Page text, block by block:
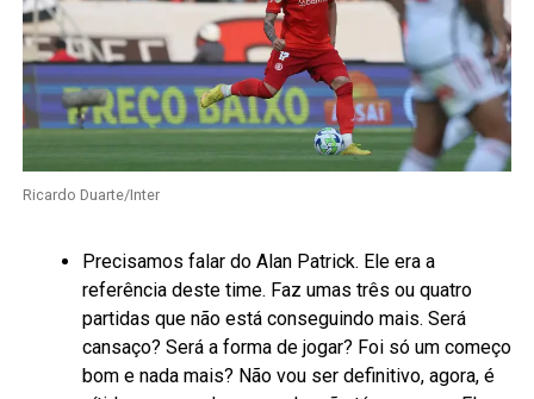
Ricardo Duarte/Inter
Precisamos falar do Alan Patrick. Ele era a
referência deste time. Faz umas três ou quatro
partidas que não está conseguindo mais. Será
cansaço? Será a forma de jogar? Foi só um começo
bom e nada mais? Não vou ser definitivo, agora, é